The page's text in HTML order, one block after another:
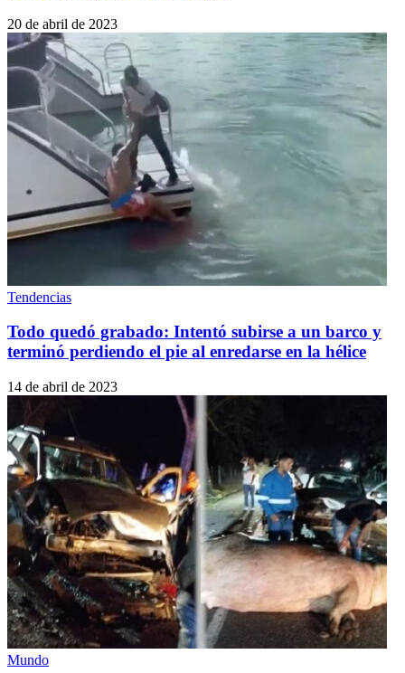
20 de abril de 2023
Tendencias
Todo quedó grabado: Intentó subirse a un barco y
terminó perdiendo el pie al enredarse en la hélice
14 de abril de 2023
Mundo